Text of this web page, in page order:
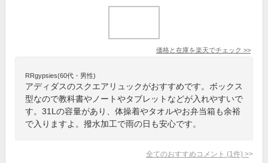
価格と在庫を楽天でチェック >>
RRgypsies(60代・男性)
アディダスのスクエアリュックがおすすめです。ボックス
型なので教科書やノートやタブレットなどが入れやすいで
す。31Lの容量があり、体操着やタオルやお弁当箱も余裕
で入りますよ。撥水加工で雨の日も安心です。
全てのおすすめコメント (1 件) >